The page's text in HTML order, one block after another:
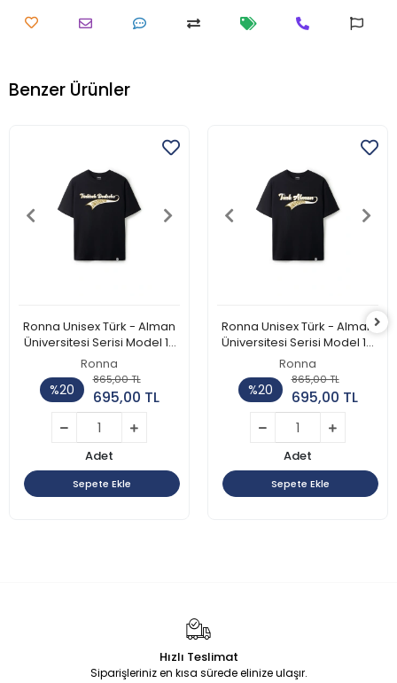
Benzer Ürünler
Ronna Unisex Türk - Alman
Üniversitesi Serisi Model 15
Baskılı Oversize Bisiklet
Yaka Tshirt - TDB010115
Ronna
%20
865,00 TL
695,00 TL
Adet
Sepete Ekle
Ronna Unisex Türk - Alman
Üniversitesi Serisi Model 14
Baskılı Oversize Bisiklet
Yaka Tshirt - TDB010114
Ronna
%20
865,00 TL
695,00 TL
Adet
Sepete Ekle
Hızlı Teslimat
Siparişleriniz en kısa sürede elinize ulaşır.